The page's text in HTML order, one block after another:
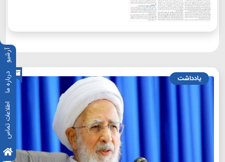
آرشیو
درباره ما
اطلاعات تماس
یادداشت